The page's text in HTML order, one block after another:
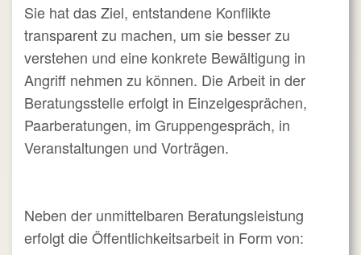
Sie hat das Ziel, entstandene Konflikte
transparent zu machen, um sie besser zu
verstehen und eine konkrete Bewältigung in
Angriff nehmen zu können. Die Arbeit in der
Beratungsstelle erfolgt in Einzelgesprächen,
Paarberatungen, im Gruppengespräch, in
Veranstaltungen und Vorträgen.
Neben der unmittelbaren Beratungsleistung
erfolgt die Öffentlichkeitsarbeit in Form von: